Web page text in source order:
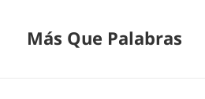
Más Que Palabras